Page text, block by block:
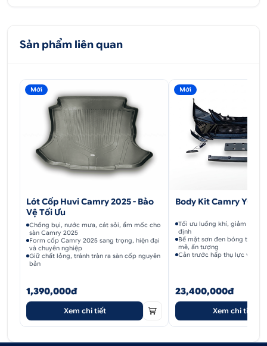
Chất liệu cao cấp:
quản, giúp cho chiếc xe của bạn luôn được giữ
gìn và sạch sẽ.
Thiết kế sang trọng:
Thảm taplo Camry có
thiết kế sang trọng, vừa vặn theo cấu trúc của
xe giúp tăng tính thẩm mỹ cho nội thất xe.
Camry 2017
2.1. Ô tô Hoàng Kim cam kết khi mua sản
phẩm
Khách mua phụ kiện thảm taplo ô tô tại Hoàng Kim
Cam kết sản phẩm giống hình ảnh
Sản phẩm có nguồn gốc xuất xứ rõ ràng, chất
Sản phẩm liên quan
Mới
Lót Cốp Huvi Camry 2025 - Bảo
Vệ Tối Ưu
Chống bụi, nước mưa, cát sỏi, ẩm mốc cho
sàn Camry 2025
Form cốp Camry 2025 sang trọng, hiện đại
và chuyên nghiệp
Giữ chất lỏng, tránh tràn ra sàn cốp nguyên
bản
1,390,000đ
Xem chi tiết
Mới
Body Kit Camry
Tối ưu luồng khí, giảm lực
định
Bề mặt sơn đen bóng tạo
mẽ, ấn tượng
Cản trước hấp thụ lực va
23,400,000đ
Xem chi tiết